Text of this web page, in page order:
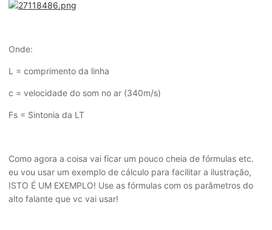
Onde:
L = comprimento da linha
c = velocidade do som no ar (340m/s)
Fs = Sintonia da LT
Como agora a coisa vai ficar um pouco cheia de fórmulas etc.
eu vou usar um exemplo de cálculo para facilitar a ilustração,
ISTO É UM EXEMPLO! Use as fórmulas com os parâmetros do
alto falante que vc vai usar!